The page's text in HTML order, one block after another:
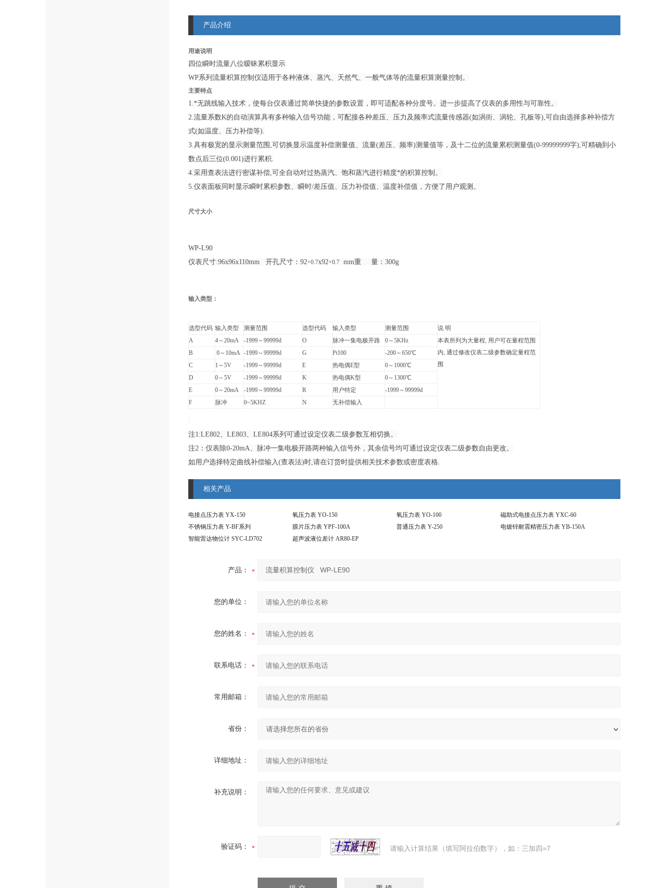
产品介绍
用途说明
四位瞬时流量八位暧昧累积显示
WP系列流量积算控制仪适用于各种液体、蒸汽、天然气、一般气体等的流量积算测量控制。
主要特点
1.*无跳线输入技术，使每台仪表通过简单快捷的参数设置，即可适配各种分度号。进一步提高了仪表的多用性与可靠性。
2.流量系数K的自动演算具有多种输入信号功能，可配接各种差压、压力及频率式流量传感器(如涡街、涡轮、孔板等),可自由选择多种补偿方
式(如温度、压力补偿等).
3.具有极宽的显示测量范围,可切换显示温度补偿测量值、流量(差压、频率)测量值等，及十二位的流量累积测量值(0-99999999字),可精确到小
数点后三位(0.001)进行累积.
4.采用查表法进行密谋补偿,可全自动对过热蒸汽、饱和蒸汽进行精度*的积算控制。
5.仪表面板同时显示瞬时累积参数、瞬时/差压值、压力补偿值、温度补偿值，方便了用户观测。
尺寸大小
WP-L90
仪表尺寸:96x96x110mm 开孔尺寸：92+0.7x92+0.7 mm重 量：300g
输入类型：
选型代码 输入类型 测量范围 选型代码 输入类型 测量范围
说 明
A
4～20mA -1999～99999d O 脉冲一集电极开路 0～5KHz
本表所列为大量程, 用户可在量程范围
内, 通过修改仪表二级参数确定量程范
围
B 0～10mA -1999～99999d G Pt100
-200～650℃
C
1～5V -1999～99999d E 热电偶E型
0～1000℃
D
0～5V -1999～99999d K 热电偶K型
0～1300℃
E
0～20mA -1999～99999d R 用户特定
-1999～99999d
F
脉冲 0~5KHZ N 无补偿输入
注1:LE802、LE803、LE804系列可通过设定仪表二级参数互相切换。
注2：仪表除0-20mA、脉冲一集电极开路两种输入信号外，其余信号均可通过设定仪表二级参数自由更改。
如用户选择特定曲线补偿输入(查表法)时,请在订货时提供相关技术参数或密度表格.
相关产品
电接点压力表 YX-150 氧压力表 YO-150 氧压力表 YO-100
磁助式电接点压力表 YXC-60
不锈钢压力表 Y-BF系列
膜片压力表 YPF-100A 普通压力表 Y-250
电镀锌耐震精密压力表 YB-150A
智能雷达物位计 SYC-LD702
超声波液位差计 AR80-EP
产品：
您的单位：
您的姓名：
联系电话：
常用邮箱：
省份：
详细地址：
补充说明：
验证码： 请输入计算结果（填写阿拉伯数字），如：三加四=7